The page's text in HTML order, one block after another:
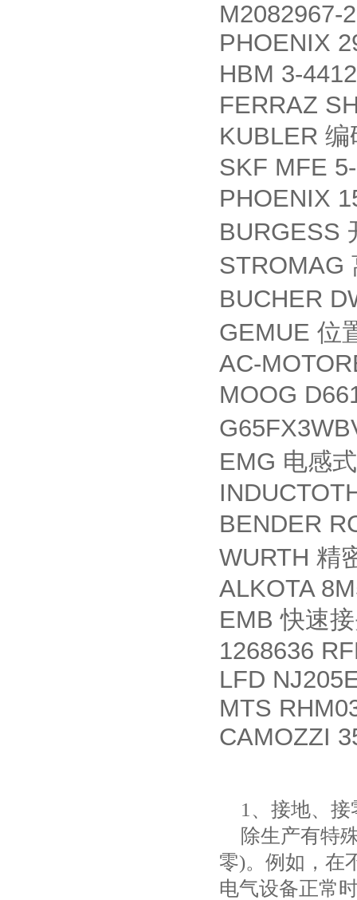
M2082967-2
PHOENIX
HBM 3-
FERRAZ
KUBLER 编
SKF MFE
PHOENIX
BURGESS
STROMAG
BUCHER
GEMUE 位
AC-
MOOG
EMG 电感
BENDER
WURTH 精
ALKOTA
EMB快速
1268636
LFD
MTS
CAMOZZI
1 、接地、
除生产有特
零)。例如，在
电气设备正常